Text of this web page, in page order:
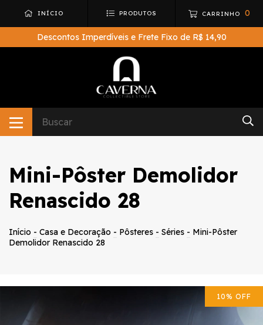
INÍCIO PRODUTOS CARRINHO 0
Descontos Imperdíveis e Frete Fixo de R$ 14,90
Mini-Pôster Demolidor
Renascido 28
Início - Casa e Decoração - Pôsteres - Séries - Mini-Pôster
Demolidor Renascido 28
10% OFF